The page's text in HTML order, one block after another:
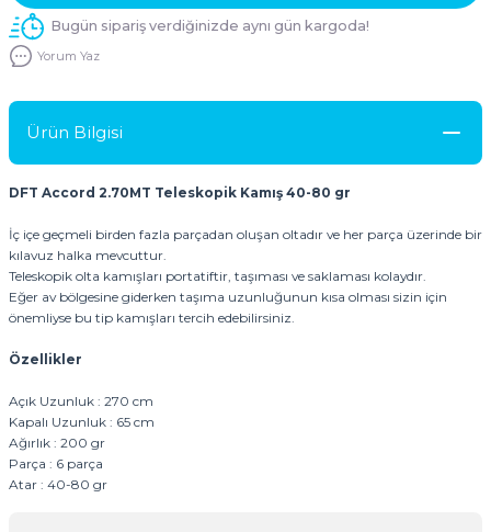
Bugün sipariş verdiğinizde aynı gün kargoda!
Yorum Yaz
Ürün Bilgisi
DFT Accord 2.70MT Teleskopik Kamış 40-80 gr
İç içe geçmeli birden fazla parçadan oluşan oltadır ve her parça üzerinde bir
kılavuz halka mevcuttur.
Teleskopik olta kamışları portatiftir, taşıması ve saklaması kolaydır.
Eğer av bölgesine giderken taşıma uzunluğunun kısa olması sizin için
önemliyse bu tip kamışları tercih edebilirsiniz.
Özellikler
Açık Uzunluk : 270 cm
Kapalı Uzunluk : 65 cm
Ağırlık : 200 gr
Parça : 6 parça
Atar : 40-80 gr